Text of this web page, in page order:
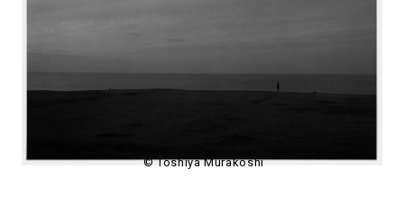
© Toshiya Murakoshi